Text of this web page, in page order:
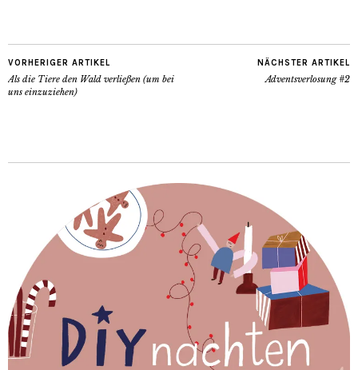
VORHERIGER ARTIKEL
Als die Tiere den Wald verließen (um bei
uns einzuziehen)
NÄCHSTER ARTIKEL
Adventsverlosung #2